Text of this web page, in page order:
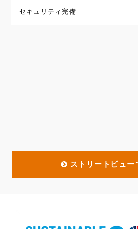
セキュリティ完備
ストリートビュー